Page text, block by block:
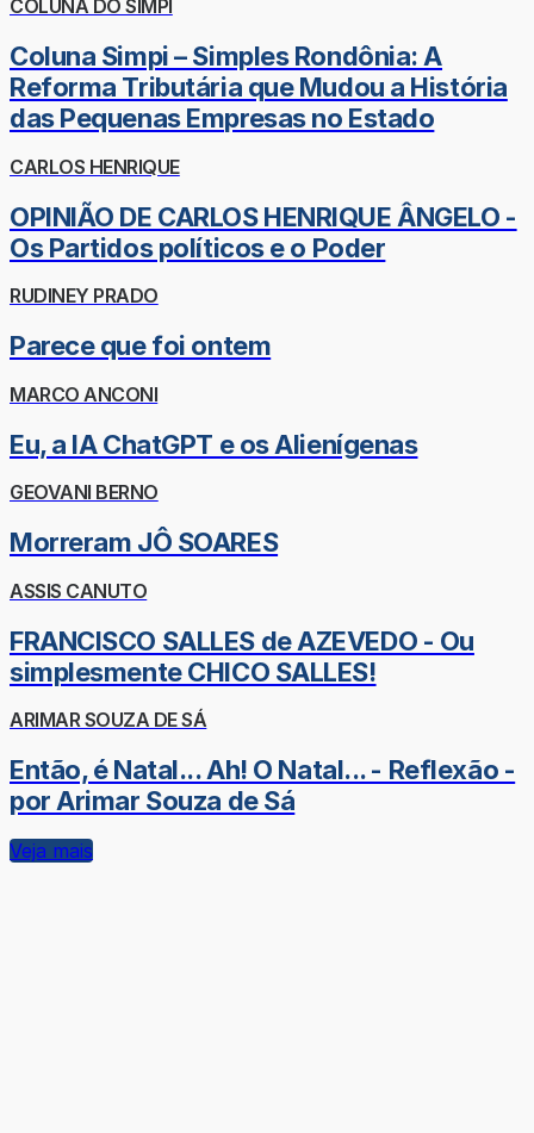
COLUNA DO SIMPI
Coluna Simpi – Simples Rondônia: A
Reforma Tributária que Mudou a História
das Pequenas Empresas no Estado
CARLOS HENRIQUE
OPINIÃO DE CARLOS HENRIQUE ÂNGELO -
Os Partidos políticos e o Poder
RUDINEY PRADO
Parece que foi ontem
MARCO ANCONI
Eu, a IA ChatGPT e os Alienígenas
GEOVANI BERNO
Morreram JÔ SOARES
ASSIS CANUTO
FRANCISCO SALLES de AZEVEDO - Ou
simplesmente CHICO SALLES!
ARIMAR SOUZA DE SÁ
Então, é Natal... Ah! O Natal... - Reflexão -
por Arimar Souza de Sá
Veja mais